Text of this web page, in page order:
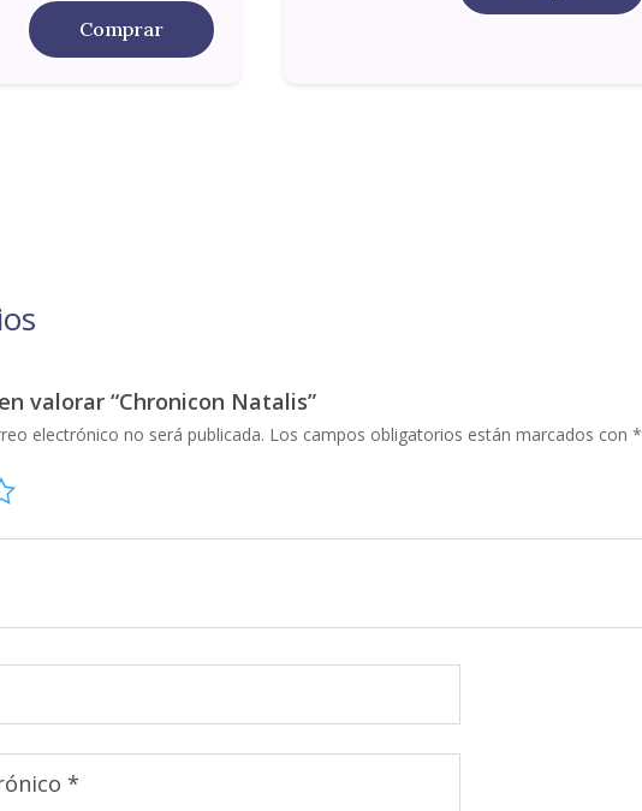
Comprar
valorar “Chronicon Natalis”
electrónico no será publicada. Los campos obligatorios están marcados con*